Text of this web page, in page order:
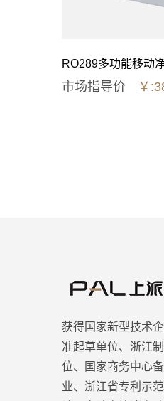
RO289多功能移动
市场指导价 ￥
获得国家新型技术
准起草单位、浙江
位、国家商务中心
业、浙江省专利示